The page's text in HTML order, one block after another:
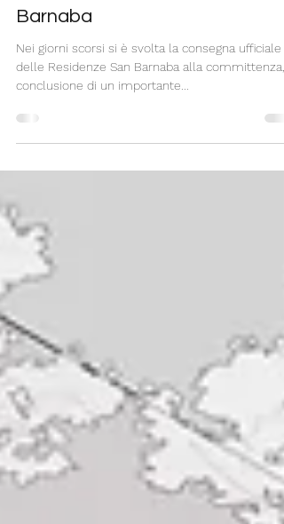
Open House - residenze San
Barnaba
Nei giorni scorsi si è svolta la consegna ufficiale
conclusione di un importante...